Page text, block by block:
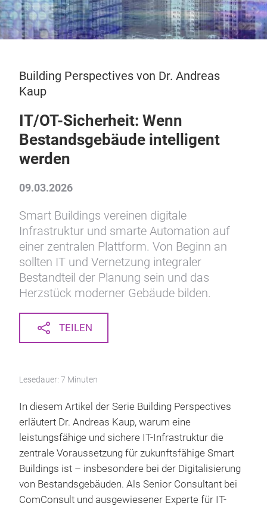
Building Perspectives von Dr. Andreas
Kaup
IT/OT-Sicherheit: Wenn
Bestandsgebäude intelligent
werden
09.03.2026
Smart Buildings vereinen digitale
Infrastruktur und smarte Automation auf
einer zentralen Plattform. Von Beginn an
sollten IT und Vernetzung integraler
Bestandteil der Planung sein und das
Herzstück moderner Gebäude bilden.
TEILEN
Lesedauer: 7 Minuten
In diesem Artikel der Serie Building Perspectives
erläutert Dr. Andreas Kaup, warum eine
leistungsfähige und sichere IT-Infrastruktur die
zentrale Voraussetzung für zukunftsfähige Smart
Buildings ist – insbesondere bei der Digitalisierung
von Bestandsgebäuden. Als Senior Consultant bei
ComConsult und ausgewiesener Experte für IT-